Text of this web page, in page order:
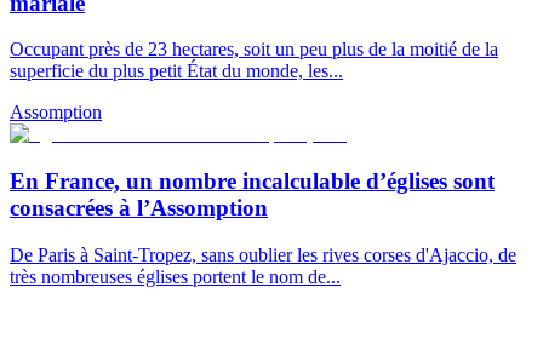
Occupant près de 23 hectares, soit un peu plus de la moitié de la
superficie du plus petit État du monde, les...
Assomption
En France, un nombre incalculable d’églises sont
consacrées à l’Assomption
De Paris à Saint-Tropez, sans oublier les rives corses d'Ajaccio, de
très nombreuses églises portent le nom de...